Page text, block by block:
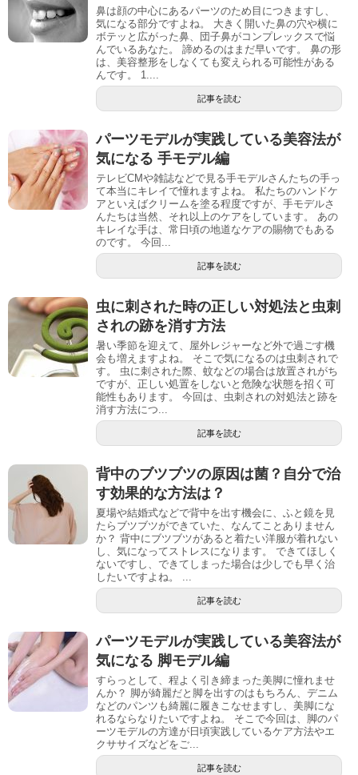
鼻は顔の中心にあるパーツのため目につきますし、
気になる部分ですよね。 大きく開いた鼻の穴や横に
ボテッと広がった鼻、団子鼻がコンプレックスで悩
んでいるあなた。 諦めるのはまだ早いです。 鼻の形
は、美容整形をしなくても変えられる可能性がある
んです。 1....
記事を読む
パーツモデルが実践している美容法が
気になる 手モデル編
テレビCMや雑誌などで見る手モデルさんたちの手っ
て本当にキレイで憧れますよね。 私たちのハンドケ
アといえばクリームを塗る程度ですが、手モデルさ
んたちは当然、それ以上のケアをしています。 あの
キレイな手は、常日頃の地道なケアの賜物でもある
のです。 今回...
記事を読む
虫に刺された時の正しい対処法と虫刺
されの跡を消す方法
暑い季節を迎えて、屋外レジャーなど外で過ごす機
会も増えますよね。 そこで気になるのは虫刺されで
す。 虫に刺された際、蚊などの場合は放置されがち
ですが、正しい処置をしないと危険な状態を招く可
能性もあります。 今回は、虫刺されの対処法と跡を
消す方法につ...
記事を読む
背中のブツブツの原因は菌？自分で治
す効果的な方法は？
夏場や結婚式などで背中を出す機会に、ふと鏡を見
たらブツブツができていた、なんてことありません
か？ 背中にブツブツがあると着たい洋服が着れない
し、気になってストレスになります。 できてほしく
ないですし、できてしまった場合は少しでも早く治
したいですよね。 ...
記事を読む
パーツモデルが実践している美容法が
気になる 脚モデル編
すらっとして、程よく引き締まった美脚に憧れませ
んか？ 脚が綺麗だと脚を出すのはもちろん、デニム
などのパンツも綺麗に履きこなせますし、美脚にな
れるならなりたいですよね。 そこで今回は、脚のパ
ーツモデルの方達が日頃実践しているケア方法やエ
クササイズなどをご...
記事を読む